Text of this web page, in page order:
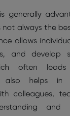
generally
not always the
allows
and develop
often
also helps in
colleagues,
and